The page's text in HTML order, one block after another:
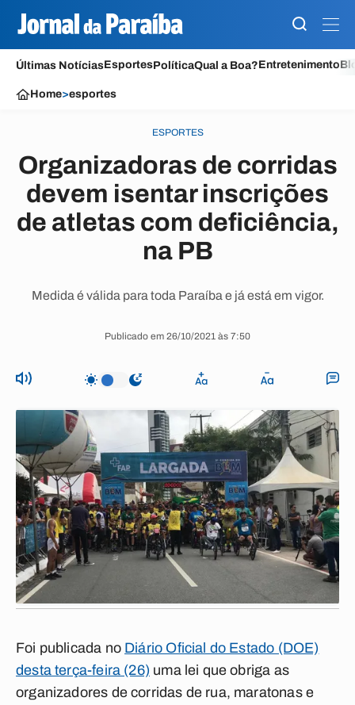
Últimas NotíciasEsportesPolíticaQual a Boa?Entretenimento
Home>esportes
ESPORTES
Organizadoras de corridas
devem isentar inscrições
de atletas com deficiência,
na PB
Medida é válida para toda Paraíba e já está em vigor.
Publicado em 26/10/2021 às 7:50
Foi publicada no Diário Oficial do Estado (DOE)
desta terça-feira (26) uma lei que obriga as
organizadores de corridas de rua, maratonas e